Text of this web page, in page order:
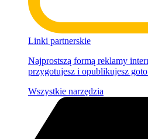
Linki partnerskie
Najprostszą formą reklamy
przygotujesz i opublikujesz
Wszystkie narzędzia